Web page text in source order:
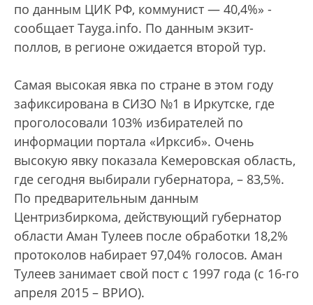
по данным ЦИК РФ, коммунист — 40,4%» -
сообщает Tayga.info. По данным экзит-
поллов, в регионе ожидается второй тур.
Самая высокая явка по стране в этом году
зафиксирована в СИЗО №1 в Иркутске, где
проголосовали 103% избирателей по
информации портала «Ирксиб». Очень
высокую явку показала Кемеровская область,
где сегодня выбирали губернатора, – 83,5%.
По предварительным данным
Центризбиркома, действующий губернатор
области Аман Тулеев после обработки 18,2%
протоколов набирает 97,04% голосов. Аман
Тулеев занимает свой пост с 1997 года (с 16-го
апреля 2015 – ВРИО).